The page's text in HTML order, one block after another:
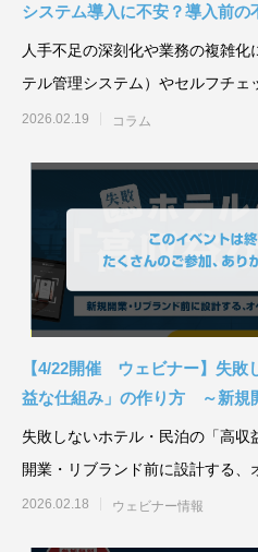
システム導入に不安？導入前の
人手不足の深刻化や業務の複雑
テル管理システム）やセルフチェ
に
2026.02.19 コラム
【4/22開催 ウェビナー】失敗
益な仕組み」の作り方 ～新規
る、オペレーション構築とDX
失敗しないホテル・民泊の「高
開業・リブランド前に設計する、
テム～
2026.02.18 ウェビナー情報